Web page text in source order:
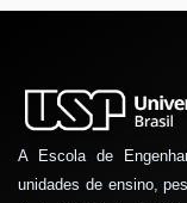
A Escola de
unidades de ensino,